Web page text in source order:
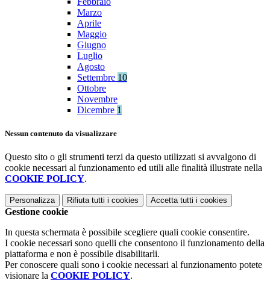
Marzo
Aprile
Maggio
Giugno
Luglio
Agosto
Settembre 10
Ottobre
Novembre
Dicembre 1
Nessun contenuto da visualizzare
Questo sito o gli strumenti terzi da questo utilizzati si avvalgono di
cookie necessari al funzionamento ed utili alle finalità illustrate nella
COOKIE POLICY.
Personalizza Rifiuta tutti i cookies Accetta tutti i cookies
Gestione cookie
In questa schermata è possibile scegliere quali cookie consentire.
I cookie necessari sono quelli che consentono il funzionamento della
piattaforma e non è possibile disabilitarli.
Per conoscere quali sono i cookie necessari al funzionamento potete
visionare la COOKIE POLICY.